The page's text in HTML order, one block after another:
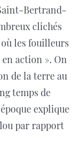
Bertrand-
clichés
les fouilleurs
action ». On
de la terre au
temps de
explique
par rapport